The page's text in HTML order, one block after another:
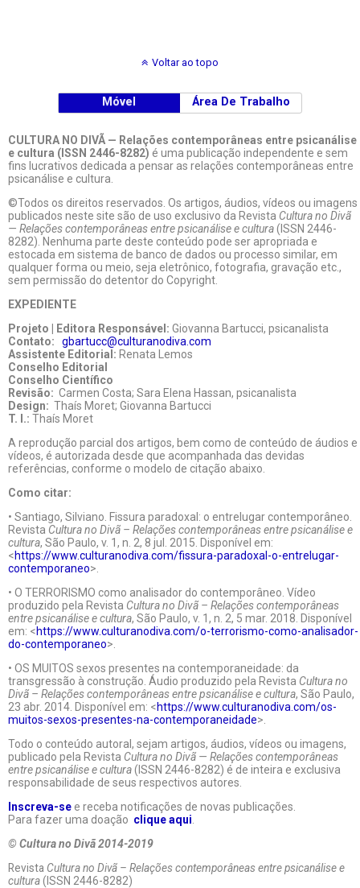
Voltar ao topo
Móvel Área De Trabalho
CULTURA NO DIVÃ — Relações contemporâneas entre psicanálise
e cultura (ISSN 2446-8282) é uma publicação independente e sem
fins lucrativos dedicada a pensar as relações contemporâneas entre
psicanálise e cultura.
©Todos os direitos reservados. Os artigos, áudios, vídeos ou imagens
publicados neste site são de uso exclusivo da Revista Cultura no Divã
— Relações contemporâneas entre psicanálise e cultura(ISSN 2446-
8282). Nenhuma parte deste conteúdo pode ser apropriada e
estocada em sistema de banco de dados ou processo similar, em
qualquer forma ou meio, seja eletrônico, fotografia, gravação etc.,
sem permissão do detentor do Copyright.
EXPEDIENTE
Projeto | Editora Responsável: Giovanna Bartucci, psicanalista
Contato: gbartucc@culturanodiva.com
Assistente Editorial: Renata Lemos
Conselho Editorial
Conselho Científico
Revisão: Carmen Costa; Sara Elena Hassan, psicanalista
Design: Thaís Moret; Giovanna Bartucci
T. I.: Thaís Moret
A reprodução parcial dos artigos, bem como de conteúdo de áudios e
vídeos, é autorizada desde que acompanhada das devidas
referências, conforme o modelo de citação abaixo.
Como citar:
• Santiago, Silviano. Fissura paradoxal: o entrelugar contemporâneo.
Revista Cultura no Divã – Relações contemporâneas entre psicanálise e
cultura, São Paulo, v. 1, n. 2, 8 jul. 2015. Disponível em:
<https://www.culturanodiva.com/fissura-paradoxal-o-entrelugar-
contemporaneo>.
• O TERRORISMO como analisador do contemporâneo. Vídeo
produzido pela Revista Cultura no Divã – Relações contemporâneas
entre psicanálise e cultura, São Paulo, v. 1, n. 2, 5 mar. 2018. Disponível
em: <https://www.culturanodiva.com/o-terrorismo-como-analisador-
do-contemporaneo>.
• OS MUITOS sexos presentes na contemporaneidade: da
transgressão à construção. Áudio produzido pela Revista Cultura no
Divã – Relações contemporâneas entre psicanálise e cultura, São Paulo,
23 abr. 2014. Disponível em: <https://www.culturanodiva.com/os-
muitos-sexos-presentes-na-contemporaneidade>.
Todo o conteúdo autoral, sejam artigos, áudios, vídeos ou imagens,
publicado pela Revista Cultura no Divã — Relações contemporâneas
entre psicanálise e cultura(ISSN 2446-8282) é de inteira e exclusiva
responsabilidade de seus respectivos autores.
Inscreva-se e receba notificações de novas publicações.
Para fazer uma doação clique aqui
© Cultura no Divã 2014-2019
Revista Cultura no Divã – Relações contemporâneas entre psicanálise e
cultura(ISSN 2446-8282)